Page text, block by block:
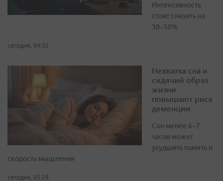
Интенсивность
стоит снизить на
30–50%
сегодня, 04:32
Нехватка сна и
сидячий образ
жизни
повышают риск
деменции
Сон менее 6–7
часов может
ухудшить память и
скорость мышления
сегодня, 05:28